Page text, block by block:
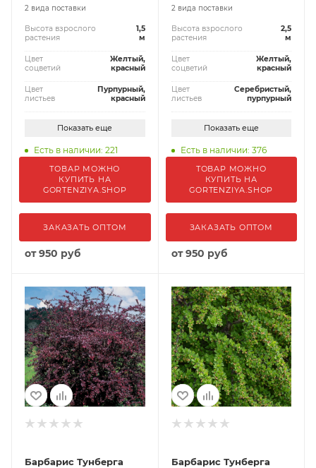
2 вида поставки
Высота взрослого
растения
1,5
м
Цвет
соцветий
Желтый,
красный
Цвет
листьев
Пурпурный,
красный
Показать еще
Есть в наличии: 221
ТОВАР МОЖНО
КУПИТЬ НА
GORTENZIYA.SHOP
ЗАКАЗАТЬ ОПТОМ
от950 руб
2 вида поставки
Высота взрослого
растения
2,5
м
Цвет
соцветий
Желтый,
красный
Цвет
листьев
Серебристый,
пурпурный
Показать еще
Есть в наличии: 376
ТОВАР МОЖНО
КУПИТЬ НА
GORTENZIYA.SHOP
ЗАКАЗАТЬ ОПТОМ
от950 руб
Барбарис Тунберга
Барбарис Тунберга